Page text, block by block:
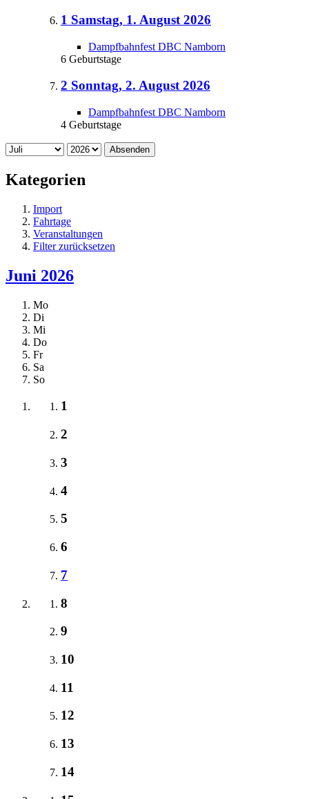
1 Samstag, 1. August 2026
Dampfbahnfest DBC Namborn
6 Geburtstage
2 Sonntag, 2. August 2026
Dampfbahnfest DBC Namborn
4 Geburtstage
Absenden
Kategorien
Import
Fahrtage
Veranstaltungen
Filter zurücksetzen
Juni 2026
Mo
Di
Mi
Do
Fr
Sa
So
1
2
3
4
5
6
7
8
9
10
11
12
13
14